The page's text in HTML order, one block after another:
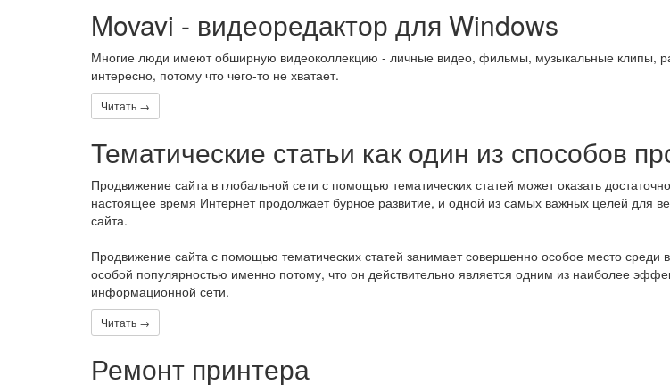
Movavi - видеоредактор для Windows
Многие люди имеют обширную видеоколлекцию - личные видео, фильмы, музыкальные клипы,
интересно, потому что чего-то не хватает.
Читать →
Тематические статьи как один из способов
Продвижение сайта в глобальной сети с помощью тематических статей может оказать
настоящее время Интернет продолжает бурное развитие, и одной из самых важных целей для
сайта.
Продвижение сайта с помощью тематических статей занимает совершенно особое место среди
особой популярностью именно потому, что он действительно является одним из наиболее
информационной сети.
Читать →
Ремонт принтера